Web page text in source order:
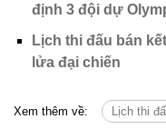
định 3 đội dự
Lịch thi đấu bán
lửa đại chiến
Xem thêm về: Lịch thi